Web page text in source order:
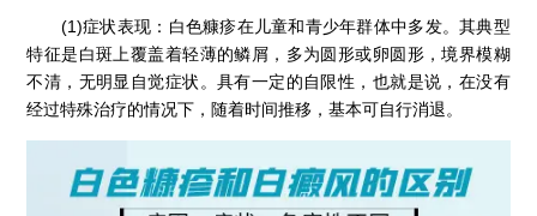
(1)症状表现：白色糠疹在儿童和青少年群体中多发。其典型
特征是白斑上覆盖着轻薄的鳞屑，多为圆形或卵圆形，境界模糊
不清，无明显自觉症状。具有一定的自限性，也就是说，在没有
经过特殊治疗的情况下，随着时间推移，基本可自行消退。